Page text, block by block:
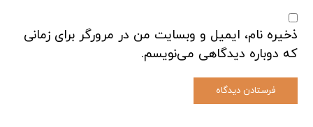
ذخیره نام، ایمیل و وبسایت من در مرورگر برای زمانی
که دوباره دیدگاهی می‌نویسم.
فرستادن دیدگاه